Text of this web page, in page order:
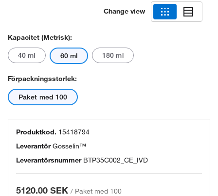
Change view
Kapacitet (metrisk):
40 ml 60 ml 180 ml
Förpackningsstorlek:
Paket med 100
Produktkod. 15418794
LeverantörGosselin™
Leverantörsnummer BTP35C002_CE_IVD
5120.00 SEK / Paket med 100